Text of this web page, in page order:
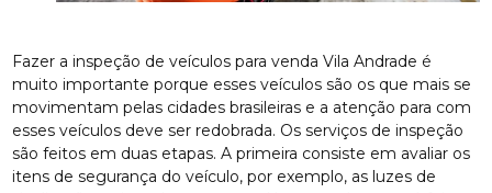
Fazer a inspeção de veículos para venda Vila Andrade é
muito importante porque esses veículos são os que mais se
movimentam pelas cidades brasileiras e a atenção para com
esses veículos deve ser redobrada. Os serviços de inspeção
são feitos em duas etapas. A primeira consiste em avaliar os
itens de segurança do veículo, por exemplo, as luzes de